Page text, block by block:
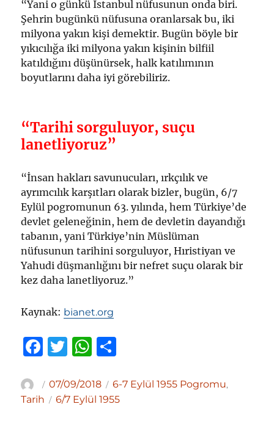
“Yani o günkü İstanbul nüfusunun onda biri.
Şehrin bugünkü nüfusuna oranlarsak bu, iki
milyona yakın kişi demektir. Bugün böyle bir
yıkıcılığa iki milyona yakın kişinin bilfiil
katıldığını düşünürsek, halk katılımının
boyutlarını daha iyi görebiliriz.
“Tarihi sorguluyor, suçu
lanetliyoruz”
“İnsan hakları savunucuları, ırkçılık ve
ayrımcılık karşıtları olarak bizler, bugün, 6/7
Eylül pogromunun 63. yılında, hem Türkiye’de
devlet geleneğinin, hem de devletin dayandığı
tabanın, yani Türkiye’nin Müslüman
nüfusunun tarihini sorguluyor, Hıristiyan ve
Yahudi düşmanlığını bir nefret suçu olarak bir
kez daha lanetliyoruz.”
Kaynak: bianet.org
F
c
e
T
it
te
W
at
s
ar
e
Yazar
Yayın
tarihi
07/09/2018 Kategoriler
6-7 Eylül 1955 Pogromu,
Tarih Etiketler
6/7 Eylül 1955